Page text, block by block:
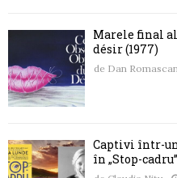
Marele final al
désir (1977)
de Dan
Captivi într-
în „Stop-cadru”